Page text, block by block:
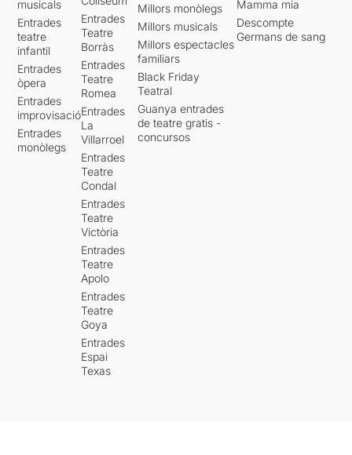
musicals
Entrades
teatre
infantil
Entrades
òpera
Entrades
improvisació
Entrades
monòlegs
Entrades
Teatre
Borràs
Entrades
Teatre
Romea
Entrades
La
Villarroel
Entrades
Teatre
Condal
Entrades
Teatre
Victòria
Entrades
Teatre
Apolo
Entrades
Teatre
Goya
Entrades
Espai
Texas
Millors monòlegs
Millors musicals
Millors espectacles
familiars
Black Friday
Teatral
Guanya entrades
de teatre gratis -
concursos
Mamma mia
Descompte
Germans de sang